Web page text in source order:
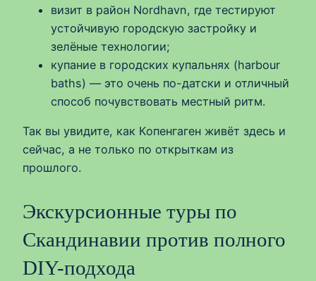
визит в район Nordhavn, где тестируют
устойчивую городскую застройку и
зелёные технологии;
купание в городских купальнях (harbour
baths) — это очень по-датски и отличный
способ почувствовать местный ритм.
Так вы увидите, как Копенгаген живёт здесь и
сейчас, а не только по открыткам из
прошлого.
Экскурсионные туры по
Скандинавии против полного
DIY-подхода